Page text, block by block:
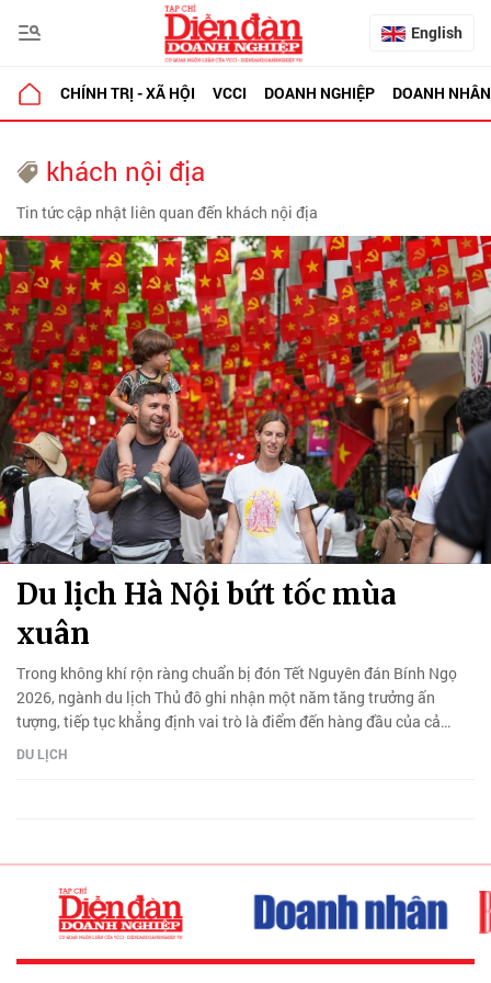
English
CHÍNH TRỊ - XÃ HỘI VCCI DOANH NGHIỆP DOANH NHÂN
khách nội địa
Tin tức cập nhật liên quan đến khách nội địa
Du lịch Hà Nội bứt tốc mùa
xuân
Trong không khí rộn ràng chuẩn bị đón Tết Nguyên đán Bính Ngọ
2026, ngành du lịch Thủ đô ghi nhận một năm tăng trưởng ấn
tượng, tiếp tục khẳng định vai trò là điểm đến hàng đầu của cả
nước.
DU LỊCH